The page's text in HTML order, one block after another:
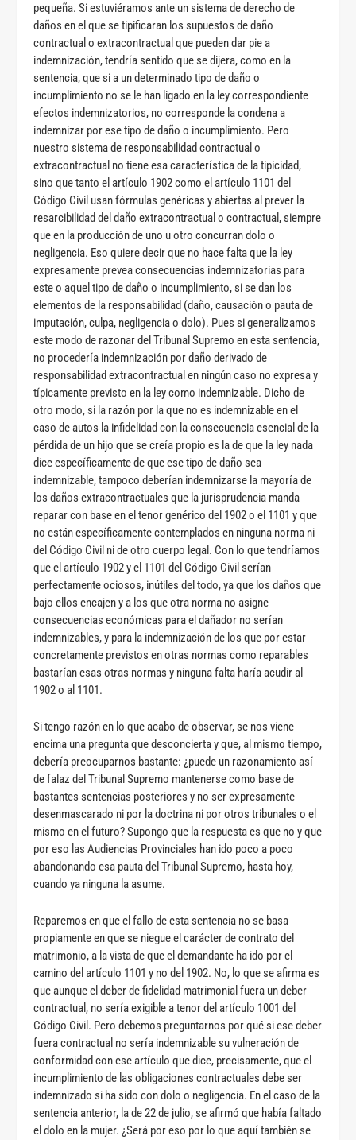
pequeña. Si estuviéramos ante un sistema de derecho de
daños en el que se tipificaran los supuestos de daño
contractual o extracontractual que pueden dar pie a
indemnización, tendría sentido que se dijera, como en la
sentencia, que si a un determinado tipo de daño o
incumplimiento no se le han ligado en la ley correspondiente
efectos indemnizatorios, no corresponde la condena a
indemnizar por ese tipo de daño o incumplimiento. Pero
nuestro sistema de responsabilidad contractual o
extracontractual no tiene esa característica de la tipicidad,
sino que tanto el artículo 1902 como el artículo 1101 del
Código Civil usan fórmulas genéricas y abiertas al prever la
resarcibilidad del daño extracontractual o contractual, siempre
que en la producción de uno u otro concurran dolo o
negligencia. Eso quiere decir que no hace falta que la ley
expresamente prevea consecuencias indemnizatorias para
este o aquel tipo de daño o incumplimiento, si se dan los
elementos de la responsabilidad (daño, causación o pauta de
imputación, culpa, negligencia o dolo). Pues si generalizamos
este modo de razonar del Tribunal Supremo en esta sentencia,
no procedería indemnización por daño derivado de
responsabilidad extracontractual en ningún caso no expresa y
típicamente previsto en la ley como indemnizable. Dicho de
otro modo, si la razón por la que no es indemnizable en el
caso de autos la infidelidad con la consecuencia esencial de la
pérdida de un hijo que se creía propio es la de que la ley nada
dice específicamente de que ese tipo de daño sea
indemnizable, tampoco deberían indemnizarse la mayoría de
los daños extracontractuales que la jurisprudencia manda
reparar con base en el tenor genérico del 1902 o el 1101 y que
no están específicamente contemplados en ninguna norma ni
del Código Civil ni de otro cuerpo legal. Con lo que tendríamos
que el artículo 1902 y el 1101 del Código Civil serían
perfectamente ociosos, inútiles del todo, ya que los daños que
bajo ellos encajen y a los que otra norma no asigne
consecuencias económicas para el dañador no serían
indemnizables, y para la indemnización de los que por estar
concretamente previstos en otras normas como reparables
bastarían esas otras normas y ninguna falta haría acudir al
1902 o al 1101.
Si tengo razón en lo que acabo de observar, se nos viene
encima una pregunta que desconcierta y que, al mismo tiempo,
debería preocuparnos bastante: ¿puede un razonamiento así
de falaz del Tribunal Supremo mantenerse como base de
bastantes sentencias posteriores y no ser expresamente
desenmascarado ni por la doctrina ni por otros tribunales o el
mismo en el futuro? Supongo que la respuesta es que no y que
por eso las Audiencias Provinciales han ido poco a poco
abandonando esa pauta del Tribunal Supremo, hasta hoy,
cuando ya ninguna la asume.
Reparemos en que el fallo de esta sentencia no se basa
propiamente en que se niegue el carácter de contrato del
matrimonio, a la vista de que el demandante ha ido por el
camino del artículo 1101 y no del 1902. No, lo que se afirma es
que aunque el deber de fidelidad matrimonial fuera un deber
contractual, no sería exigible a tenor del artículo 1001 del
Código Civil. Pero debemos preguntarnos por qué si ese deber
fuera contractual no sería indemnizable su vulneración de
conformidad con ese artículo que dice, precisamente, que el
incumplimiento de las obligaciones contractuales debe ser
indemnizado si ha sido con dolo o negligencia. En el caso de la
sentencia anterior, la de 22 de julio, se afirmó que había faltado
el dolo en la mujer. ¿Será por eso por lo que aquí también se